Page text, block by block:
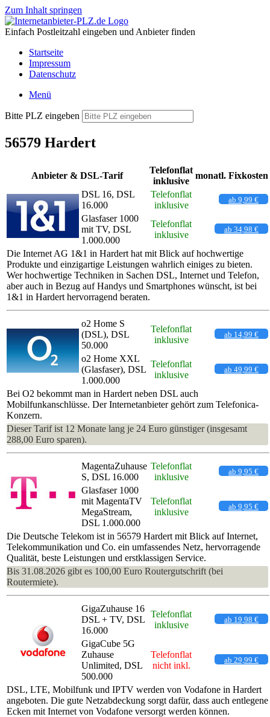
Zum Inhalt springen
Einfach Postleitzahl eingeben und Anbieter finden
Startseite
Impressum
Datenschutz
Menü
Bitte PLZ eingeben
56579 Hardert
Anbieter & DSL-Tarif
Telefonflat
inklusive
monatl. Fixkosten
DSL 16, DSL
16.000
Telefonflat
inklusive
ab 9,99 €
Glasfaser 1000
mit TV, DSL
1.000.000
Telefonflat
inklusive
ab 34,98 €
Die Internet AG 1&1 in Hardert hat mit Blick auf hochwertige
Produkte und einzigartige Leistungen wahrlich einiges zu bieten.
Wer hochwertige Techniken in Sachen DSL, Internet und Telefon,
aber auch in Bezug auf Handys und Smartphones wünscht, ist bei
1&1 in Hardert hervorragend beraten.
o2 Home S
(DSL), DSL
50.000
Telefonflat
inklusive
ab 14,99 €
o2 Home XXL
(Glasfaser), DSL
1.000.000
Telefonflat
inklusive
ab 49,99 €
Bei O2 bekommt man in Hardert neben DSL auch
Mobilfunkanschlüsse. Der Internetanbieter gehört zum Telefonica-
Konzern.
Dieser Tarif ist 12 Monate lang je 24 Euro günstiger (insgesamt
288,00 Euro sparen).
MagentaZuhause
S, DSL 16.000
Telefonflat
inklusive
ab 9,95 €
Glasfaser 1000
mit MagentaTV
MegaStream,
DSL 1.000.000
Telefonflat
inklusive
ab 9,95 €
Die Deutsche Telekom ist in 56579 Hardert mit Blick auf Internet,
Telekommunikation und Co. ein umfassendes Netz, hervorragende
Qualität, beste Leistungen und erstklassigen Service.
Bis 31.08.2026 gibt es 100,00 Euro Routergutschrift (bei
Routermiete).
GigaZuhause 16
DSL + TV, DSL
16.000
Telefonflat
inklusive
ab 19,98 €
GigaCube 5G
Zuhause
Unlimited, DSL
500.000
Telefonflat
nicht inkl.
ab 29,99 €
DSL, LTE, Mobilfunk und IPTV werden von Vodafone in Hardert
angeboten. Die gute Netzabdeckung sorgt dafür, dass auch entlegene
Ecken mit Internet von Vodafone versorgt werden können.